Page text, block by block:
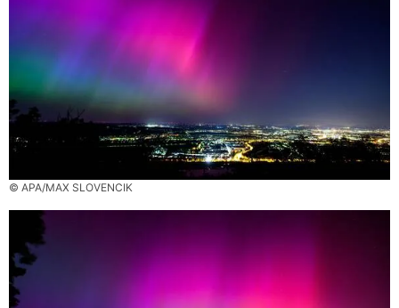
© APA/MAX SLOVENCIK